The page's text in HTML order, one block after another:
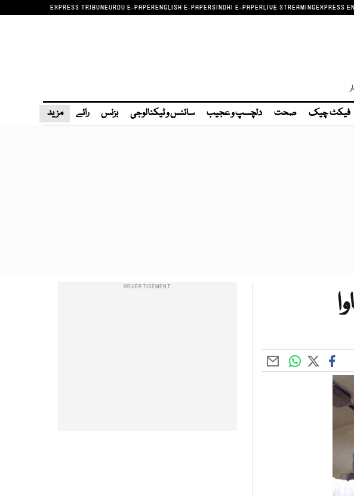
EXPRESS TRIBUNEURDU E-PAPERENGLISH E-PAPERSINDHI E-PAPERLIVE STREAMINGEXPRESS
فیکٹ چیک صحت دلچسپ و عجیب سائنس و ٹیکنالوجی بزنس رائے مزید